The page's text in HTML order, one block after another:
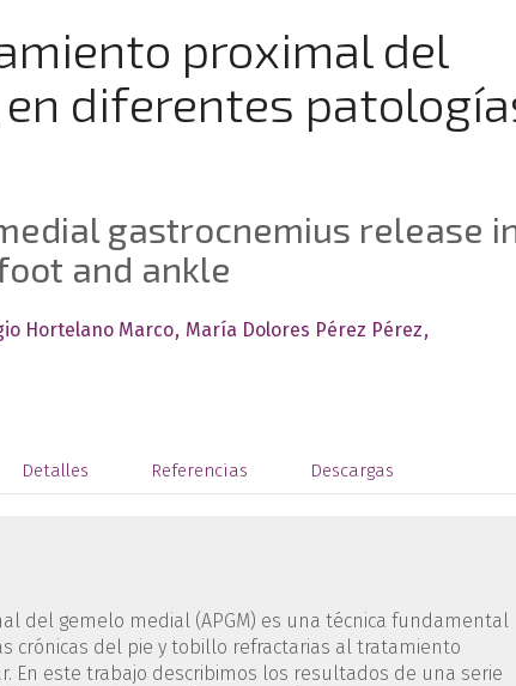
proximal del
diferentes
gastrocnemius release
and ankle
Hortelano Marco María Dolores Pérez Pérez
Detalles Referencias Descargas
del gemelo medial (APGM) es una técnica fundamental
crónicas del pie y tobillo refractarias al tratamiento
En este trabajo describimos los resultados de una serie